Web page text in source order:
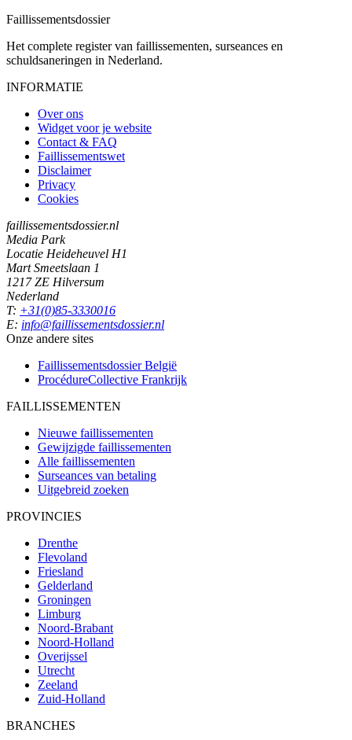
Faillissementsdossier
Het complete register van faillissementen, surseances en
schuldsaneringen in Nederland.
INFORMATIE
Over ons
Widget voor je website
Contact & FAQ
Faillissementswet
Disclaimer
Privacy
Cookies
faillissementsdossier.nl
Media Park
Locatie Heideheuvel H1
Mart Smeetslaan 1
1217 ZE Hilversum
Nederland
T: +31(0)85-3330016
E: info@faillissementsdossier.nl
Onze andere sites
Faillissementsdossier België
ProcédureCollective Frankrijk
FAILLISSEMENTEN
Nieuwe faillissementen
Gewijzigde faillissementen
Alle faillissementen
Surseances van betaling
Uitgebreid zoeken
PROVINCIES
Drenthe
Flevoland
Friesland
Gelderland
Groningen
Limburg
Noord-Brabant
Noord-Holland
Overijssel
Utrecht
Zeeland
Zuid-Holland
BRANCHES